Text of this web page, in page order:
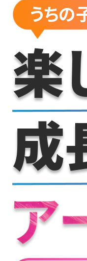
うちの
楽
成